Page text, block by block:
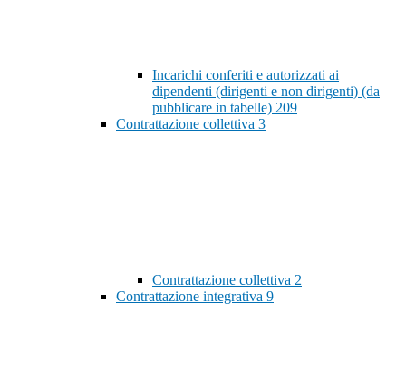
Incarichi conferiti e autorizzati ai
dipendenti (dirigenti e non dirigenti) (da
pubblicare in tabelle) 209
Contrattazione collettiva 3
Contrattazione collettiva 2
Contrattazione integrativa 9